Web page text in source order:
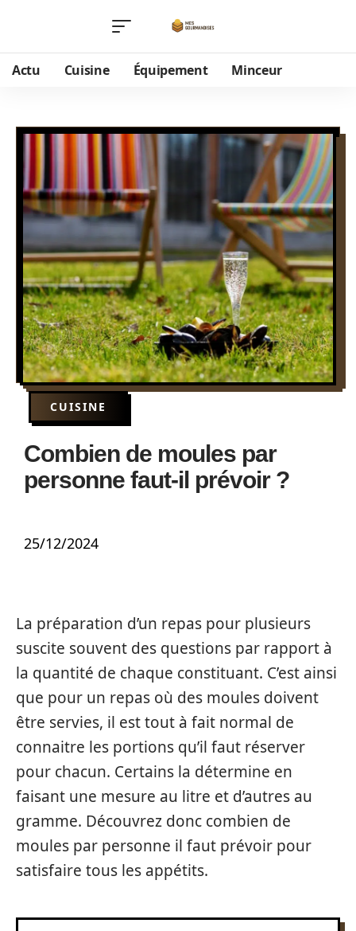
Actu Cuisine Équipement Minceur
CUISINE
Combien de moules par
personne faut-il prévoir ?
25/12/2024
La préparation d’un repas pour plusieurs
suscite souvent des questions par rapport à
la quantité de chaque constituant. C’est ainsi
que pour un repas où des moules doivent
être servies, il est tout à fait normal de
connaitre les portions qu’il faut réserver
pour chacun. Certains la détermine en
faisant une mesure au litre et d’autres au
gramme. Découvrez donc combien de
moules par personne il faut prévoir pour
satisfaire tous les appétits.